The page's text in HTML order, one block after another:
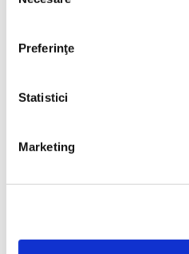
Preferinţe
Statistici
Marketing
Robert Knapp,